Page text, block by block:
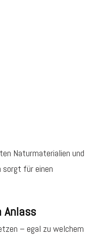
Naturmaterialien und
für einen
Anlass
– egal zu welchem